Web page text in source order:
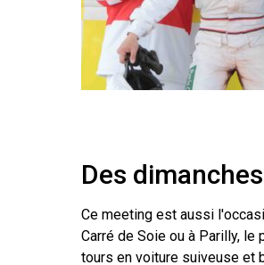
Des
Ce meeting est aussi
Carré de Soie ou à Parilly,
tours en voiture suiveuse et